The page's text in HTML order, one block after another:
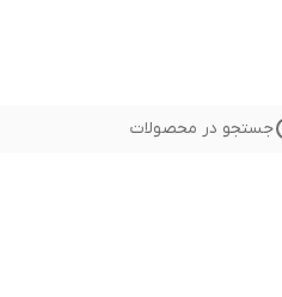
جستجو در محصولات